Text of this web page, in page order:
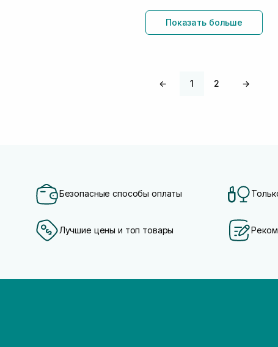
Показать больше
← 1 2 →
Безопасные способы оплаты
Лучшие цены и топ товары